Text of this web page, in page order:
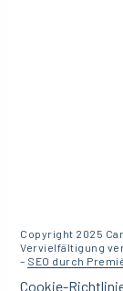
Copyright 2025
Vervielfältigung
– SEO durch
Cookie-